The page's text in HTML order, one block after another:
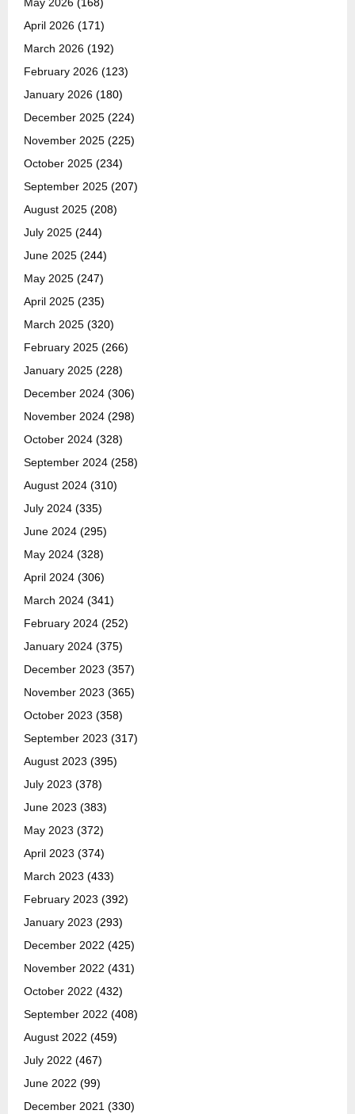
April 2026 (171)
March 2026 (192)
February 2026 (123)
January 2026 (180)
December 2025 (224)
November 2025 (225)
October 2025 (234)
September 2025 (207)
August 2025 (208)
July 2025 (244)
June 2025 (244)
May 2025 (247)
April 2025 (235)
March 2025 (320)
February 2025 (266)
January 2025 (228)
December 2024 (306)
November 2024 (298)
October 2024 (328)
September 2024 (258)
August 2024 (310)
July 2024 (335)
June 2024 (295)
May 2024 (328)
April 2024 (306)
March 2024 (341)
February 2024 (252)
January 2024 (375)
December 2023 (357)
November 2023 (365)
October 2023 (358)
September 2023 (317)
August 2023 (395)
July 2023 (378)
June 2023 (383)
May 2023 (372)
April 2023 (374)
March 2023 (433)
February 2023 (392)
January 2023 (293)
December 2022 (425)
November 2022 (431)
October 2022 (432)
September 2022 (408)
August 2022 (459)
July 2022 (467)
June 2022 (99)
December 2021 (330)